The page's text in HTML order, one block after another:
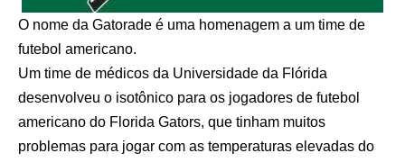
O nome da Gatorade é uma homenagem a um time de
futebol americano.
Um time de médicos da Universidade da Flórida
desenvolveu o isotônico para os jogadores de futebol
americano do Florida Gators, que tinham muitos
problemas para jogar com as temperaturas elevadas do